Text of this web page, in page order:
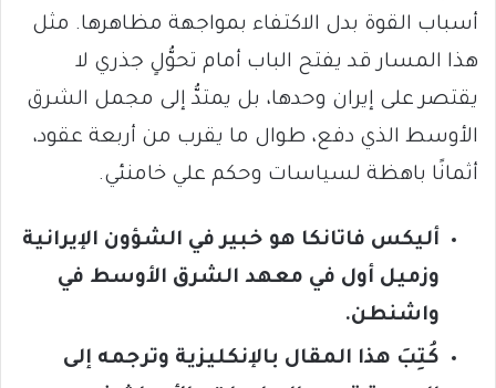
أسباب القوة بدل الاكتفاء بمواجهة مظاهرها. مثل
هذا المسار قد يفتح الباب أمام تحوُّلٍ جذري لا
يقتصر على إيران وحدها، بل يمتدُّ إلى مجمل الشرق
الأوسط الذي دفع، طوال ما يقرب من أربعة عقود،
أثمانًا باهظة لسياسات وحكم علي خامنئي.
أليكس فاتانكا هو خبير في الشؤون الإيرانية
وزميل أول في معهد الشرق الأوسط في
واشنطن.
كُتِبَ هذا المقال بالإنكليزية وترجمه إلى